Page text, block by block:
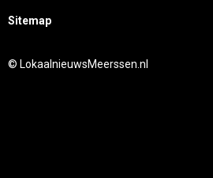
Sitemap
© LokaalnieuwsMeerssen.nl